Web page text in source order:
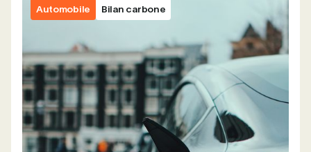
Automobile Bilan carbone